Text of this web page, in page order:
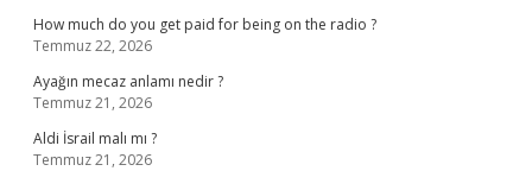
How much do you get paid for being on the radio ?
Temmuz 22, 2026
Ayağın mecaz anlamı nedir ?
Temmuz 21, 2026
Aldi İsrail malı mı ?
Temmuz 21, 2026